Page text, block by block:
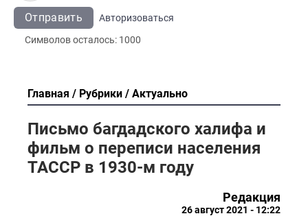
Отправить
Авторизоваться
Символов осталось: 1000
Главная Рубрики Актуально
Письмо багдадского халифа и
фильм о переписи населения
ТАССР в 1930-м году
Редакция
26 август 2021 - 12:22